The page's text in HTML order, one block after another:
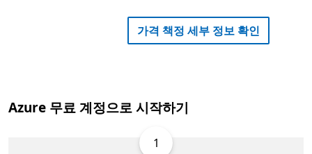
가격 책정 세부 정보 확인
Azure 무료 계정으로 시작하기
1